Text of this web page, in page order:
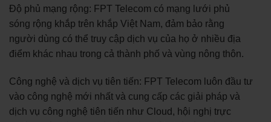
Độ phủ mạng rộng: FPT Telecom có mạng lưới phủ
sóng rộng khắp trên khắp Việt Nam, đảm bảo rằng
người dùng có thể truy cập dịch vụ của họ ở nhiều địa
điểm khác nhau trong cả thành phố và vùng nông thôn.
Công nghệ và dịch vụ tiên tiến: FPT Telecom luôn đầu tư
vào công nghệ mới nhất và cung cấp các giải pháp và
dịch vụ công nghệ tiên tiến như Cloud, hội nghị trực